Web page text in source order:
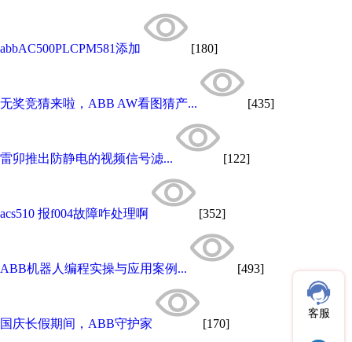
abbAC500PLCPM581添加 [180]
无奖竞猜来啦，ABB AW看图猜产... [435]
雷卯推出防静电的视频信号滤... [122]
acs510 报f004故障咋处理啊 [352]
ABB机器人编程实操与应用案例... [493]
国庆长假期间，ABB守护家 [170]
客服